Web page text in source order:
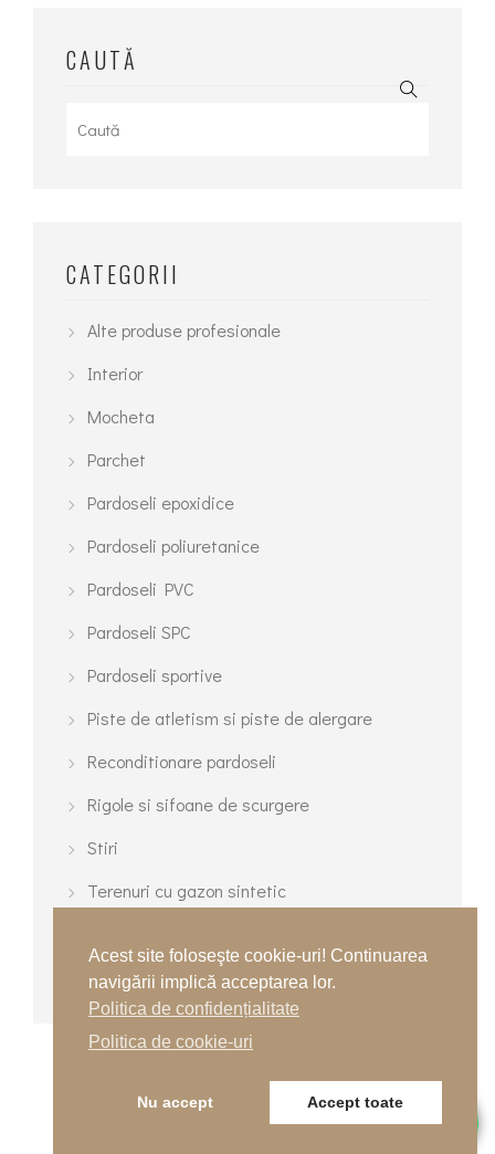
CAUTĂ
CATEGORII
Alte produse profesionale
Interior
Mocheta
Parchet
Pardoseli epoxidice
Pardoseli poliuretanice
Pardoseli PVC
Pardoseli SPC
Pardoseli sportive
Piste de atletism si piste de alergare
Reconditionare pardoseli
Rigole si sifoane de scurgere
Stiri
Terenuri cu gazon sintetic
Terenuri turnate multisport
Acest site foloseşte cookie-uri! Continuarea
navigării implică acceptarea lor.
Politica de confidențialitate
Politica de cookie-uri
Nu accept Accept toate